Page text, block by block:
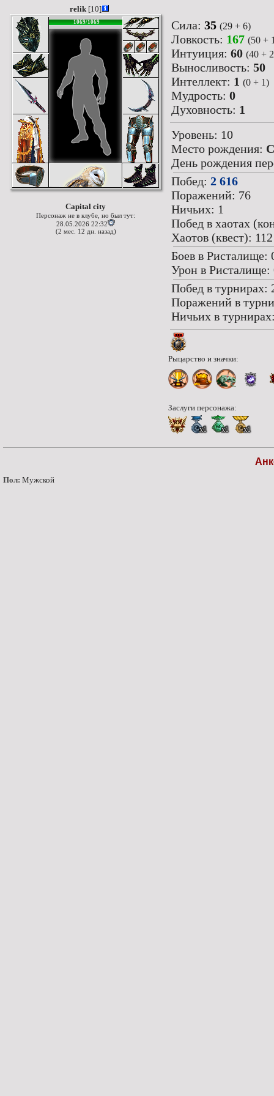
relik[10]
1069/1069
Capital city
Персонаж не в клубе, но был тут:
28.05.2026 22:32
(2 мес. 12 дн. назад)
Сила: 35 (29 + 6)
Ловкость: 167 (50 +
Интуиция: 60 (40 +
Выносливость: 50
Интеллект: 1 (0 + 1)
Мудрость: 0
Духовность: 1
Уровень: 10
Место рождения:
День рождения
Побед: 2 616
Поражений: 76
Ничьих: 1
Побед в хаотах
Хаотов (квест): 112
Боев в Ристалище:
Урон в Ристалище:
Побед в турнирах:
Поражений в
Ничьих в
Рыцарство и значки:
Заслуги персонажа:
x1 x1 x1
Пол: Мужской